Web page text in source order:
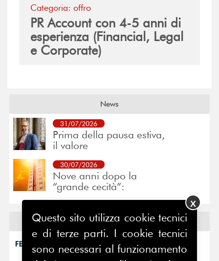
Categoria: offro
PR Account con 4-5 anni di
esperienza (Financial, Legal
e Corporate)
News
31/07/2026
Prima della pausa estiva,
il valore
30/07/2026
Nove anni dopo la
“grande cecità”:
Eventi
15/07/2026
Comunicare la
Questo sito utilizza cookie tecnici
e di terze parti. I cookie tecnici
sono necessari al funzionamento
X